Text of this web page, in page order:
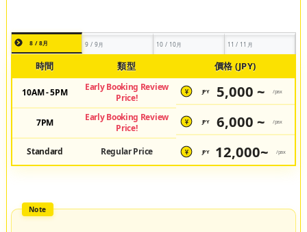
8 / 8月 9 / 9月 10 / 10月 11 / 11月
時間 類型 價格 (JPY)
10AM - 5PM
Early Booking Review
Price!
¥ JPY 5,000 ~ /pax
7PM
Early Booking Review
Price!
¥ JPY 6,000 ~ /pax
Standard Regular Price ¥ JPY 12,000~ /pax